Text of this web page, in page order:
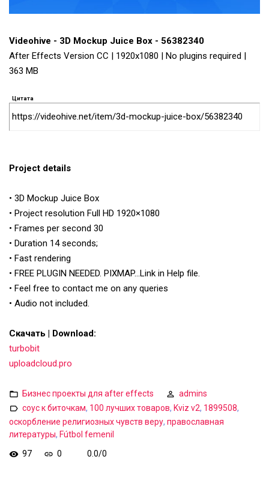
Videohive - 3D Mockup Juice Box - 56382340
After Effects Version CC | 1920x1080 | No plugins required |
363 MB
Цитата
https://videohive.net/item/3d-mockup-juice-box/56382340
Project details
• 3D Mockup Juice Box
• Project resolution Full HD 1920×1080
• Frames per second 30
• Duration 14 seconds;
• Fast rendering
• FREE PLUGIN NEEDED. PIXMAP…Link in Help file.
• Feel free to contact me on any queries
• Audio not included.
Скачать | Download:
turbobit
uploadcloud.pro
Бизнес проекты для after effects
admins
соус к биточкам, 100 лучших товаров, Kviz v2, 1899508,
оскорбление религиозных чувств веру, православная
литературы, Fútbol femenil
97
0 0.0/0